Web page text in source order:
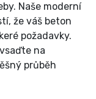
Naše moderní
že váš beton
požadavky.
na
průběh